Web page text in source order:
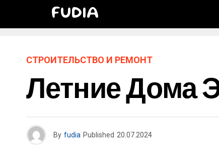
FUDIA
СТРОИТЕЛЬСТВО И РЕМОНТ
Летние Дома
By fudia Published 20.07.2024